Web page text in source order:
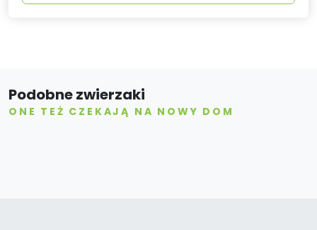
Podobne zwierzaki
ONE TEŻ CZEKAJĄ NA NOWY DOM